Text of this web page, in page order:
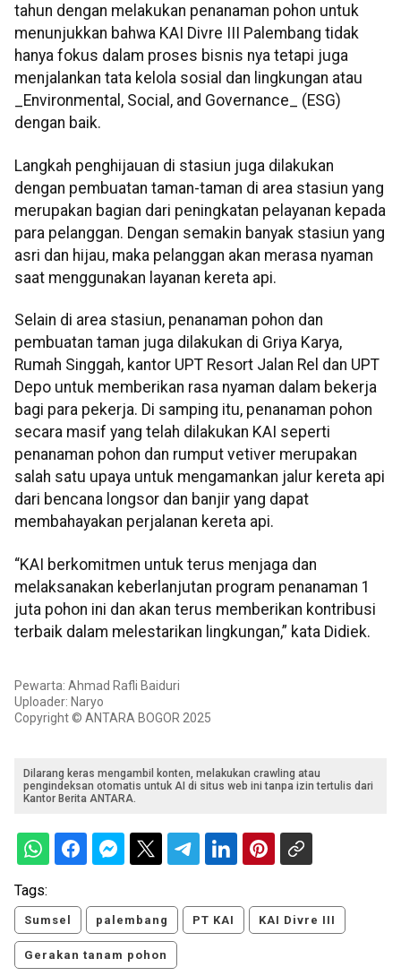
tahun dengan melakukan penanaman pohon untuk
menunjukkan bahwa KAI Divre III Palembang tidak
hanya fokus dalam proses bisnis nya tetapi juga
menjalankan tata kelola sosial dan lingkungan atau
_Environmental, Social, and Governance_ (ESG)
dengan baik.
Langkah penghijauan di stasiun juga dilakukan
dengan pembuatan taman-taman di area stasiun yang
merupakan bagian dari peningkatan pelayanan kepada
para pelanggan. Dengan semakin banyak stasiun yang
asri dan hijau, maka pelanggan akan merasa nyaman
saat menggunakan layanan kereta api.
Selain di area stasiun, penanaman pohon dan
pembuatan taman juga dilakukan di Griya Karya,
Rumah Singgah, kantor UPT Resort Jalan Rel dan UPT
Depo untuk memberikan rasa nyaman dalam bekerja
bagi para pekerja. Di samping itu, penanaman pohon
secara masif yang telah dilakukan KAI seperti
penanaman pohon dan rumput vetiver merupakan
salah satu upaya untuk mengamankan jalur kereta api
dari bencana longsor dan banjir yang dapat
membahayakan perjalanan kereta api.
“KAI berkomitmen untuk terus menjaga dan
melaksanakan keberlanjutan program penanaman 1
juta pohon ini dan akan terus memberikan kontribusi
terbaik dalam melestarikan lingkungan,” kata Didiek.
Pewarta: Ahmad Rafli Baiduri
Uploader: Naryo
Copyright © ANTARA BOGOR 2025
Dilarang keras mengambil konten, melakukan crawling atau
pengindeksan otomatis untuk AI di situs web ini tanpa izin tertulis dari
Kantor Berita ANTARA.
Tags:
Sumsel palembang PT KAI KAI Divre III
Gerakan tanam pohon